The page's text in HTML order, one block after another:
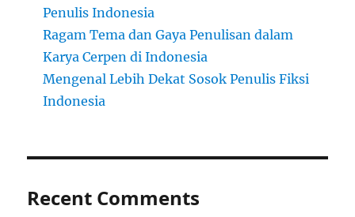
Penulis Indonesia
Ragam Tema dan Gaya Penulisan dalam
Karya Cerpen di Indonesia
Mengenal Lebih Dekat Sosok Penulis Fiksi
Indonesia
Recent Comments